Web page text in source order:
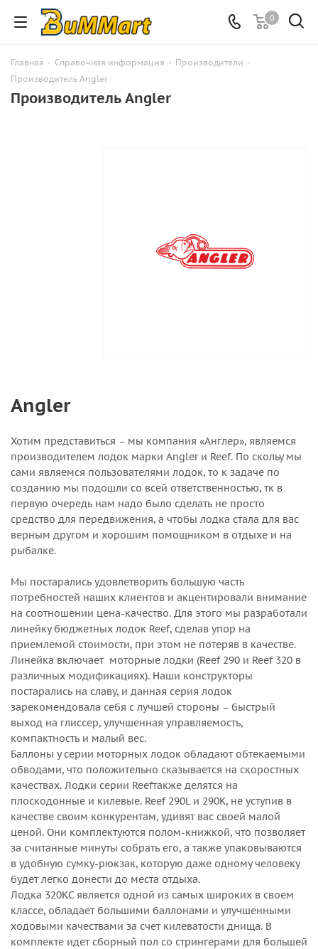
0
Главная - Справочная информация - Производители -
Производитель Angler
Производитель Angler
Angler
Хотим представиться – мы компания «Англер», являемся
производителем лодок марки Angler и Reef. По скольу мы
сами являемся пользователями лодок, то к задаче по
созданию мы подошли со всей ответственностью, тк в
первую очередь нам надо было сделать не просто
средство для передвижения, а чтобы лодка стала для вас
верным другом и хорошим помощником в отдыхе и на
рыбалке.
Мы постарались удовлетворить большую часть
потребностей наших клиентов и акцентировали внимание
на соотношении цена-качество. Для этого мы разработали
линейку бюджетных лодок Reef, сделав упор на
приемлемой стоимости, при этом не потеряв в качестве.
Линейка включает моторные лодки (Reef 290 и Reef 320 в
различных модификациях). Наши конструкторы
постарались на славу, и данная серия лодок
зарекомендовала себя с лучшей стороны – быстрый
выход на глиссер, улучшенная управляемость,
компактность и малый вес.
Баллоны у серии моторных лодок обладают обтекаемыми
обводами, что положительно сказывается на скоростных
качествах. Лодки серии Reefтакже делятся на
плоскодонные и килевые. Reef 290L и 290K, не уступив в
качестве своим конкурентам, удивят вас своей малой
ценой. Они комплектуются полом-книжкой, что позволяет
за считанные минуты собрать его, а также упаковываются
в удобную сумку-рюкзак, которую даже одному человеку
будет легко донести до места отдыха.
Лодка 320КС является одной из самых широких в своем
классе, обладает большими баллонами и улучшенными
ходовыми качествами за счет килеватости днища. В
комплекте идет сборный пол со стрингерами для большей